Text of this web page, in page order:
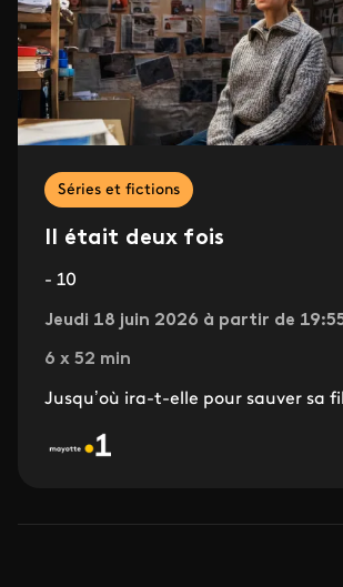
Séries et fictions
Il était deux fois
- 10
Jeudi 18 juin 2026 à partir de
6 x 52 min
Jusqu’où ira-t-elle pour sauver sa